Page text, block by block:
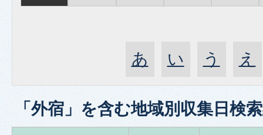
あ い う え
「 外宿 」を含む地域別収集日検索